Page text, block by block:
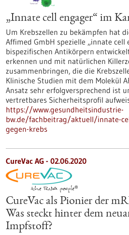
„Innate cell engager“ im
Um Krebszellen zu bekämpfen hat
Affimed GmbH spezielle „innate cell
bispezifischen Antikörpern
erkennen und mit natürlichen
zusammenbringen, die die
Klinische Studien mit dem Molekül
Ansatz sehr erfolgversprechend ist
vertretbares Sicherheitsprofil
https://www.gesundheitsindustrie-
bw.de/fachbeitrag/aktuell/innate-
gegen-krebs
CureVac AG - 02.06.2020
CureVac als Pionier der
Was steckt hinter dem
Impfstoff?